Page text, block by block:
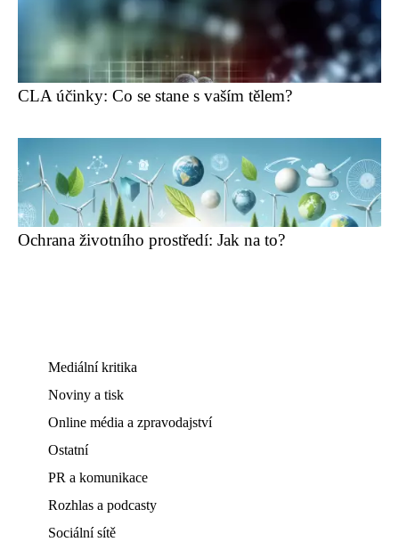
CLA účinky: Co se stane s vaším tělem?
Ochrana životního prostředí: Jak na to?
Mediální kritika
Noviny a tisk
Online média a zpravodajství
Ostatní
PR a komunikace
Rozhlas a podcasty
Sociální sítě